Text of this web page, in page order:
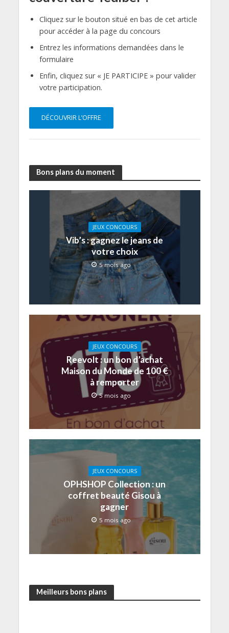
Cliquez sur le bouton situé en bas de cet article
pour accéder à la page du concours
Entrez les informations demandées dans le
formulaire
Enfin, cliquez sur « JE PARTICIPE » pour valider
votre participation.
DÉCOUVRIR L’OFFRE
Bons plans du moment
JEUX CONCOURS
Vib’s : gagnez le jeans de
votre choix
5 mois ago
JEUX CONCOURS
Reevolt : un bon d’achat
Maison du Monde de 100 €
à remporter
5 mois ago
JEUX CONCOURS
OPHSHOP Collection : un
coffret beauté Gisou à
gagner
5 mois ago
Meilleurs bons plans